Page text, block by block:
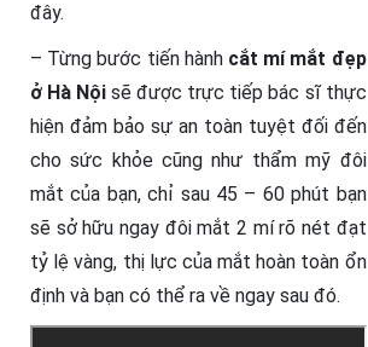
đây.
– Từng bước tiến hành cắt mí mắt đẹp
ở Hà Nội sẽ được trực tiếp bác sĩ thực
hiện đảm bảo sự an toàn tuyệt đối đến
cho sức khỏe cũng như thẩm mỹ đôi
mắt của bạn, chỉ sau 45 – 60 phút bạn
sẽ sở hữu ngay đôi mắt 2 mí rõ nét đạt
tỷ lệ vàng, thị lực của mắt hoàn toàn ổn
định và bạn có thể ra về ngay sau đó.